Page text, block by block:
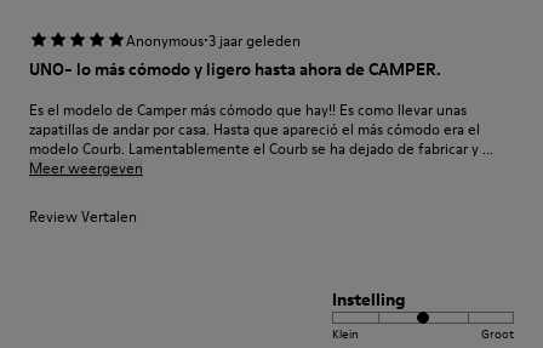
Anonymous·3 jaar geleden
UNO- lo más cómodo y ligero hasta ahora de CAMPER.
Es el modelo de Camper más cómodo que hay!! Es como llevar unas
zapatillas de andar por casa. Hasta que apareció el más cómodo era el
modelo Courb. Lamentablemente el Courb se ha dejado de fabricar y ...
Meer weergeven
Review Vertalen
Instelling
Klein Groot